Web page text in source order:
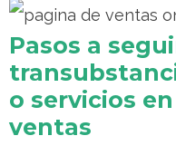
Pasos a
o servicios
ventas